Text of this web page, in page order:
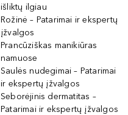
išliktų ilgiau
Rožinė – Patarimai ir ekspertų
įžvalgos
Prancūziškas manikiūras
namuose
Saulės nudegimai – Patarimai
ir ekspertų įžvalgos
Seborėjinis dermatitas –
Patarimai ir ekspertų įžvalgos